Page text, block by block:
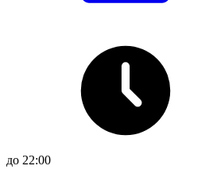
до 22:00